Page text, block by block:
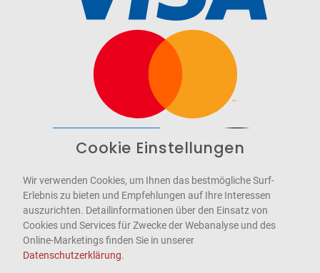
WCAG-2.1-AA
Cookie Einstellungen
Wir verwenden Cookies, um Ihnen das bestmögliche Surf-
Erlebnis zu bieten und Empfehlungen auf Ihre Interessen
auszurichten. Detailinformationen über den Einsatz von
Cookies und Services für Zwecke der Webanalyse und des
Online-Marketings finden Sie in unserer
Datenschutzerklärung.